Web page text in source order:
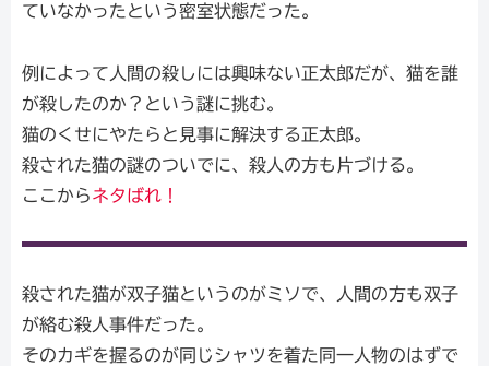
ていなかったという密室状態だった。
例によって人間の殺しには興味ない正太郎だが、猫を誰
が殺したのか？という謎に挑む。
猫のくせにやたらと見事に解決する正太郎。
殺された猫の謎のついでに、殺人の方も片づける。
ここからネタばれ！
殺された猫が双子猫というのがミソで、人間の方も双子
が絡む殺人事件だった。
そのカギを握るのが同じシャツを着た同一人物のはずで